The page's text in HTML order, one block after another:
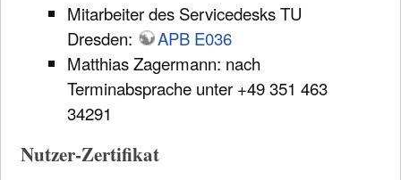
Mitarbeiter des Servicedesks TU
Dresden:
APB E036
Matthias Zagermann: nach
Terminabsprache unter +49 351 463
34291
Nutzer-Zertifikat